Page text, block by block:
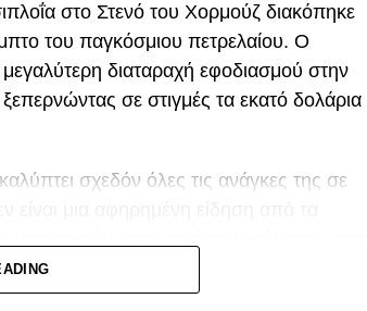
στο Στενό του Χορμούζ διακόπηκε
του παγκόσμιου πετρελαίου. Ο
διαταραχή εφοδιασμού στην
σε στιγμές τα εκατό δολάρια
σχεδόν όλες τις ανάγκες της σε
που εξαρτώνται πλήρως από
πιο σκληρά.